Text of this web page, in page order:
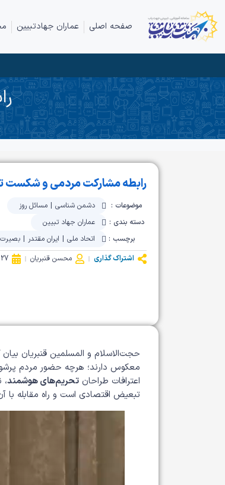
صفحه اصلی عماران جهادتبیین
رابطه مشارکت مردمی و
موضوعات : دشمن شناسی| مسائل روز
دسته بندی :
عماران جهاد تبیین
برچسب :
اتحاد ملی| ایران مقتدر | بصیرت
اشتراک گذاری
محسن قنبریان 27 بهمن 1404
حجت‌الاسلام و المسلمین قنبریان
معکوس دارند؛ هرچه حضور مردم
اعترافات طراحان تحریم‌های هوشمند
تبعیض اقتصادی است و راه مقابله با